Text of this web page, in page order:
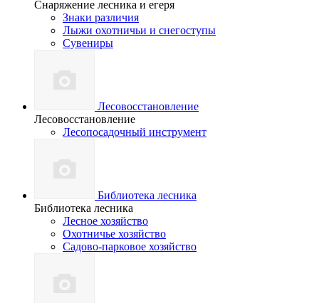
Снаряжение лесника и егеря
Знаки различия
Лыжи охотничьи и снегоступы
Сувениры
Лесовосстановление
Лесовосстановление
Лесопосадочный инструмент
Библиотека лесника
Библиотека лесника
Лесное хозяйство
Охотничье хозяйство
Садово-парковое хозяйство